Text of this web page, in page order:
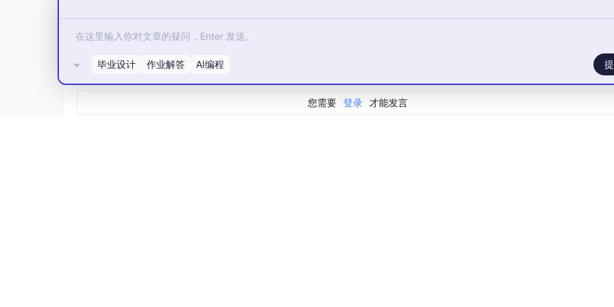
所有评论(0)
您需要 登录 才能发言
毕业设计 作业解答 AI编程